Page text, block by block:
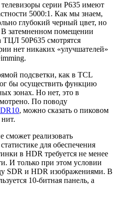
серии P635 имеют
5000:1. Как мы знаем,
глубокий черный цвет, но
затемненном помещении
ТЦЛ 50P635 смотрятся
нет никаких «улучшателей»
подсветки, как в TCL
бы осуществить функцию
зонах. Но нет, это в
По поводу
, можно сказать о пиковом
сможет реализовать
для обеспечения
в HDR требуется не менее
И только при этом условии
SDR и HDR изображениями. В
10-битная панель, а